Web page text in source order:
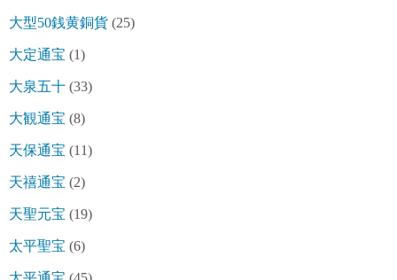
大型50銭黄銅貨 (25)
大定通宝 (1)
大泉五十 (33)
大観通宝 (8)
天保通宝 (11)
天禧通宝 (2)
天聖元宝 (19)
太平聖宝 (6)